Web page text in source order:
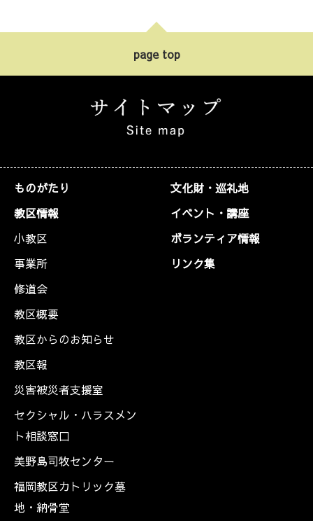
page top
ものがたり
教区情報
小教区
事業所
修道会
教区概要
教区からのお知らせ
教区報
災害被災者支援室
セクシャル・ハラスメン
ト相談窓口
美野島司牧センター
福岡教区カトリック墓
地・納骨堂
文化財・巡礼地
イベント・講座
ボランティア情報
リンク集